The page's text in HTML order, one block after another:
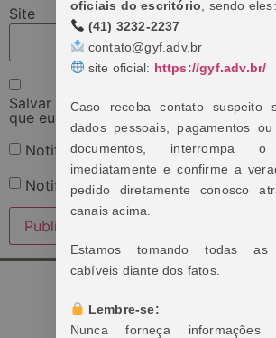
Site
Salvar meus dados neste navegador
que eu comentar.
Notifique-me sobre novos
Notifique-me sobre novas
oficiais do escritório , sendo eles:
(41) 3232-2237
contato@gyf.adv.br
site oficial: https://gyf.adv.br/
Caso receba contato suspeito
dados pessoais, pagamentos
documentos, interrompa
imediatamente e confirme a
pedido diretamente conosco
canais acima.
Estamos tomando todas as
cabíveis diante dos fatos.
Lembre-se:
Nunca forneça informações